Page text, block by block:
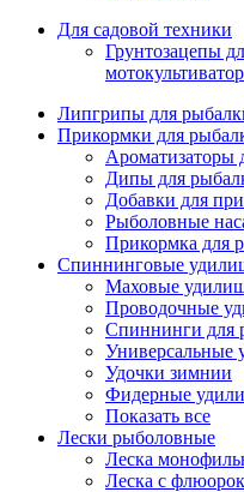
Для садовой техники
Грунтозацепы
Липгрипы для
Прикормки для
Ароматизаторы
Дипы для
Добавки для
Рыболовные
Прикормка для
Спиннинговые
Маховые
Проводочные
Спиннинги для
Универсальные
Удочки зимнии
Фидерные
Показать все
Лески рыболовные
Леска
Леска с